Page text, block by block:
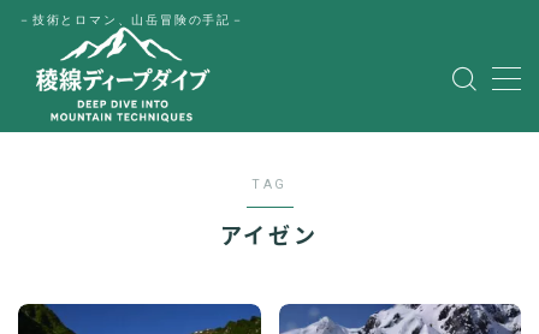
－技術とロマン、山岳冒険の手記－
MENU
TAG
アイゼン